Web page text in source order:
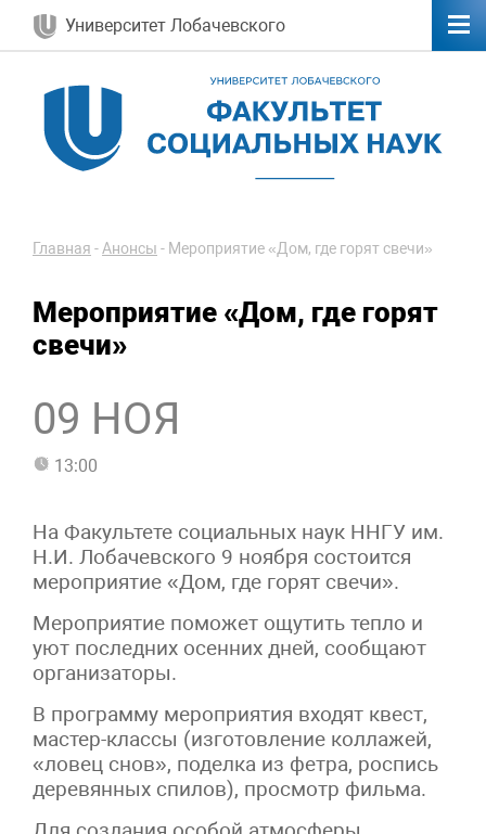
Университет Лобачевского
Главная -Анонсы - Мероприятие «Дом, где горят свечи»
Мероприятие «Дом, где горят
свечи»
09 НОЯ
13:00
На Факультете социальных наук ННГУ им.
Н.И. Лобачевского 9 ноября состоится
мероприятие «Дом, где горят свечи».
Мероприятие поможет ощутить тепло и
уют последних осенних дней, сообщают
организаторы.
В программу мероприятия входят квест,
мастер-классы (изготовление коллажей,
«ловец снов», поделка из фетра, роспись
деревянных спилов), просмотр фильма.